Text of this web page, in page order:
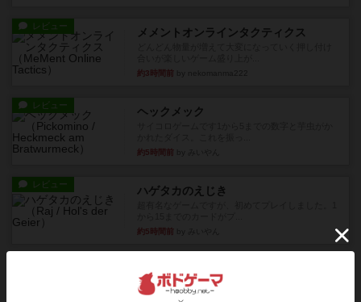
レビュー メメントオンラインタクティクス
約3時間前
レビュー ヘックメック
約5時間前
レビュー ハゲタカのえじき
約5時間前
ジャスト・ワン
まぁ面白かった‼️よくテレビとかのバラエティなん
かで、お題がわからずに...